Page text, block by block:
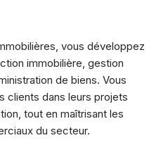
vous développez
immobilière, gestion
de biens. Vous
clients dans leurs projets
tout en maîtrisant les
du secteur.